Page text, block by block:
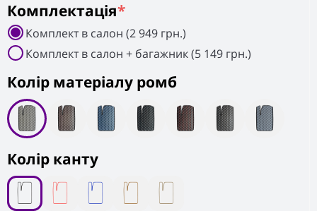
Колiр матеріалу ромб
Колір канту
Комплектація*
Комплект в салон (2 949 грн.)
Комплект в салон + багажник (5 149 грн.)